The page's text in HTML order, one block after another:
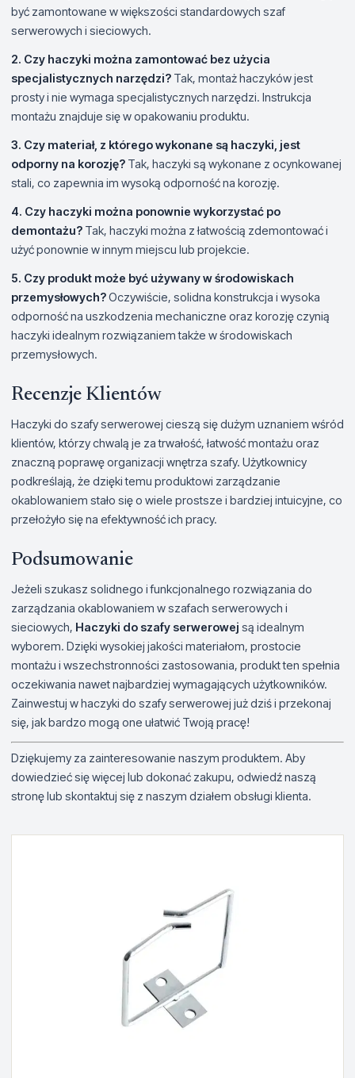
być zamontowane w większości standardowych szaf
serwerowych i sieciowych.
2. Czy haczyki można zamontować bez użycia
specjalistycznych narzędzi? Tak, montaż haczyków jest
prosty i nie wymaga specjalistycznych narzędzi. Instrukcja
montażu znajduje się w opakowaniu produktu.
3. Czy materiał, z którego wykonane są haczyki, jest
odporny na korozję? Tak, haczyki są wykonane z ocynkowanej
stali, co zapewnia im wysoką odporność na korozję.
4. Czy haczyki można ponownie wykorzystać po
demontażu? Tak, haczyki można z łatwością zdemontować i
użyć ponownie w innym miejscu lub projekcie.
5. Czy produkt może być używany w środowiskach
przemysłowych?Oczywiście, solidna konstrukcja i wysoka
odporność na uszkodzenia mechaniczne oraz korozję czynią
haczyki idealnym rozwiązaniem także w środowiskach
przemysłowych.
Recenzje Klientów
Haczyki do szafy serwerowej cieszą się dużym uznaniem wśród
klientów, którzy chwalą je za trwałość, łatwość montażu oraz
znaczną poprawę organizacji wnętrza szafy. Użytkownicy
podkreślają, że dzięki temu produktowi zarządzanie
okablowaniem stało się o wiele prostsze i bardziej intuicyjne, co
przełożyło się na efektywność ich pracy.
Podsumowanie
Jeżeli szukasz solidnego i funkcjonalnego rozwiązania do
zarządzania okablowaniem w szafach serwerowych i
sieciowych, Haczyki do szafy serwerowej są idealnym
wyborem. Dzięki wysokiej jakości materiałom, prostocie
montażu i wszechstronności zastosowania, produkt ten spełnia
oczekiwania nawet najbardziej wymagających użytkowników.
Zainwestuj w haczyki do szafy serwerowej już dziś i przekonaj
się, jak bardzo mogą one ułatwić Twoją pracę!
Dziękujemy za zainteresowanie naszym produktem. Aby
dowiedzieć się więcej lub dokonać zakupu, odwiedź naszą
stronę lub skontaktuj się z naszym działem obsługi klienta.